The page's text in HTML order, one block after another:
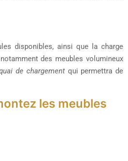
disponibles, ainsi que la charge
des meubles volumineux
de chargementqui permettra de
les meubles